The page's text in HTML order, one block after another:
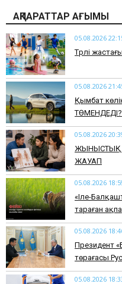
АҚПАРАТТАР АҒЫМЫ
05.08.2026
​Түрлі
05.08.2026
Қымбат
ТӨМЕНДЕДІ?
05.08.2026
ЖЫНЫСТЫҚ
ЖАУАП
05.08.2026
«Іле-
тараған
05.08.2026
Президент
төрағасы
05.08.2026